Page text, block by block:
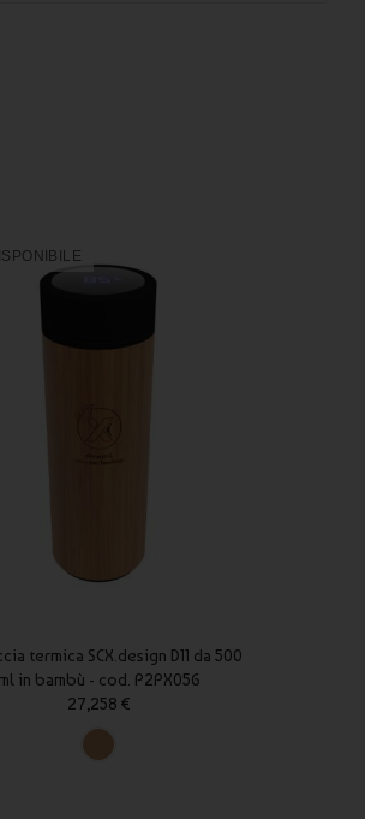
termica SCX.design D11 da 500
ml in bambù - cod. P2PX056
27,258 €